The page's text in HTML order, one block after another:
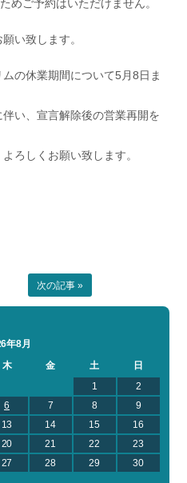
Company
めご予約はいただけません。
い致します。
の休業期間について5月8日ま
い、宣言解除後の営業再開を
ろしくお願い致します。
次の記事 »
年8月
木 金 土
日
1
2
6 7 8
9
13 14 15
16
20 21 22
23
27 28 29
30